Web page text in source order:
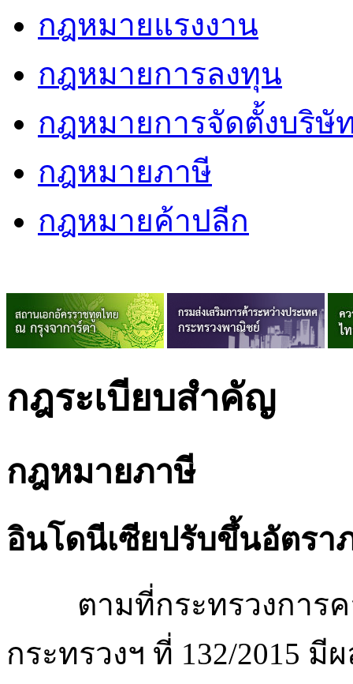
กฎหมายแรงงาน
กฎหมายการลงทุน
กฎหมายการจัดตั้งบริษั
กฎหมายภาษี
กฎหมายค้าปลีก
กฎระเบียบสำคัญ
กฎหมายภาษี
อินโดนีเซียปรับขึ้นอัตรา
ตามที่กระทรวงการคลั
กระทรวงฯ ที่ 132/2015 มี